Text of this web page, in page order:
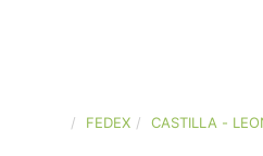
FEDEX CASTILLA -